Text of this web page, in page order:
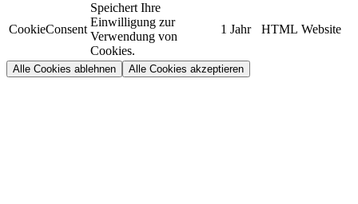
CookieConsent
Speichert Ihre
Einwilligung zur
Verwendung von
Cookies.
1 Jahr HTML Website
Alle Cookies ablehnen Alle Cookies akzeptieren